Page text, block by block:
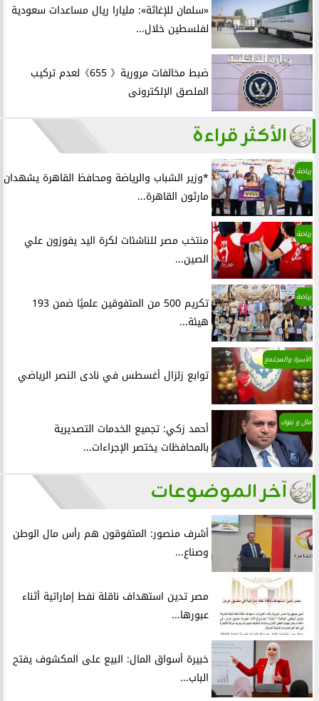
«سلمان للإغاثة»: مليارا ريال مساعدات سعودية
لفلسطين خلال...
ضبط مخالفات مرورية《 655》لعدم تركيب
الملصق الإلكترونى
الأكثر قراءة
رياضة
*وزير الشباب والرياضة ومحافظ القاهرة يشهدان
مارثون القاهرة...
رياضة
منتخب مصر للناشئات لكرة اليد يفوزون علي
الصين...
رياضة
تكريم 500 من المتفوقين علميًا ضمن 193
هيئة...
الأسرة والمجتمع
توابع زلزال أغسطس في نادى النصر الرياضي
مال و بنوك
أحمد زكي: تجميع الخدمات التصديرية
بالمحافظات يختصر الإجراءات...
آخر الموضوعات
أشرف منصور: المتفوقون هم رأس مال الوطن
وصناع...
مصر تدين استهداف ناقلة نفط إماراتية أثناء
عبورها...
خبيرة أسواق المال: البيع على المكشوف يفتح
الباب...